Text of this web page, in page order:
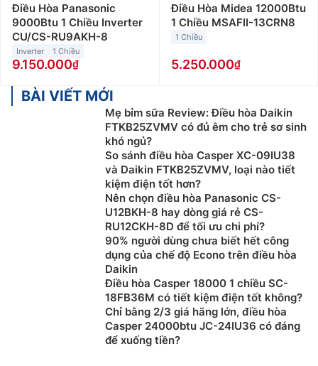
Điều Hòa Panasonic
9000Btu 1 Chiều Inverter
CU/CS-RU9AKH-8
Inverter 1 Chiều
9.150.000
Điều Hòa Midea 12000Btu
1 Chiều MSAFII-13CRN8
1 Chiều
5.250.000
BÀI VIẾT MỚI
Mẹ bỉm sữa Review: Điều hòa Daikin
FTKB25ZVMV có đủ êm cho trẻ sơ sinh
khó ngủ?
So sánh điều hòa Casper XC-09IU38
và Daikin FTKB25ZVMV, loại nào tiết
kiệm điện tốt hơn?
Nên chọn điều hòa Panasonic CS-
U12BKH-8 hay dòng giá rẻ CS-
RU12CKH-8D để tối ưu chi phí?
90% người dùng chưa biết hết công
dụng của chế độ Econo trên điều hòa
Daikin
Điều hòa Casper 18000 1 chiều SC-
18FB36M có tiết kiệm điện tốt không?
Chỉ bằng 2/3 giá hãng lớn, điều hòa
Casper 24000btu JC-24IU36 có đáng
để xuống tiền?